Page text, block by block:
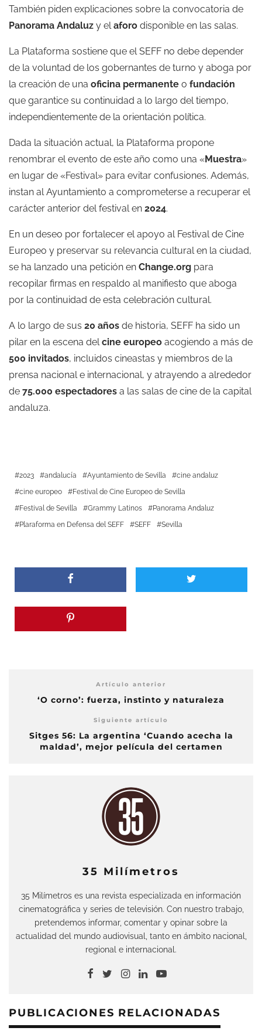
También piden explicaciones sobre la convocatoria de
Panorama Andaluz y elaforo disponible en las salas.
La Plataforma sostiene que el SEFF no debe depender
de la voluntad de los gobernantes de turno y aboga por
la creación de una oficina permanente o fundación
que garantice su continuidad a lo largo del tiempo,
independientemente de la orientación política.
Dada la situación actual, la Plataforma propone
renombrar el evento de este año como una «Muestra»
en lugar de «Festival» para evitar confusiones. Además,
instan al Ayuntamiento a comprometerse a recuperar el
carácter anterior del festival en 2024.
En un deseo por fortalecer el apoyo al Festival de Cine
Europeo y preservar su relevancia cultural en la ciudad,
se ha lanzado una petición en Change.org para
recopilar firmas en respaldo al manifiesto que aboga
por la continuidad de esta celebración cultural.
A lo largo de sus 20 años de historia, SEFF ha sido un
pilar en la escena delcine europeo acogiendo a más de
500 invitados, incluidos cineastas y miembros de la
prensa nacional e internacional, y atrayendo a alrededor
de 75.000 espectadores a las salas de cine de la capital
andaluza.
2023 andalucía Ayuntamiento de Sevilla
cine andaluz
cine europeo
Festival de Cine Europeo de Sevilla
Festival de Sevilla
Grammy Latinos
Panorama Andaluz
Plaraforma en Defensa del SEFF
SEFF Sevilla
Artículo anterior
‘O corno’: fuerza, instinto y naturaleza
Siguiente artículo
Sitges 56: La argentina ‘Cuando acecha la
maldad’, mejor película del certamen
35 Milímetros
35 Milímetros es una revista especializada en información
cinematográfica y series de televisión. Con nuestro trabajo,
pretendemos informar, comentar y opinar sobre la
actualidad del mundo audiovisual, tanto en ámbito nacional,
regional e internacional.
PUBLICACIONES RELACIONADAS